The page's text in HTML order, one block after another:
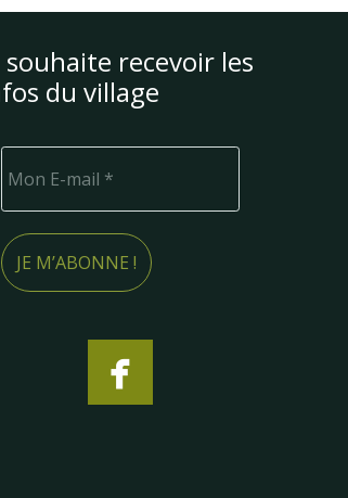
souhaite recevoir les
du village